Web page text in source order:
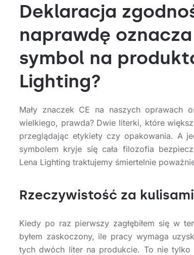
Deklaracja
naprawdę
symbol na
Lighting?
Mały znaczek CE na naszych oprawach
wielkiego, prawda? Dwie literki, które
przeglądając etykiety czy opakowania. A
symbolem kryje się cała filozofia
Lena Lighting traktujemy śmiertelnie
Rzeczywistość za
Kiedy po raz pierwszy zagłębiłem się w
byłem zaskoczony, ile pracy wymaga
tych dwóch liter na produkcie. To nie